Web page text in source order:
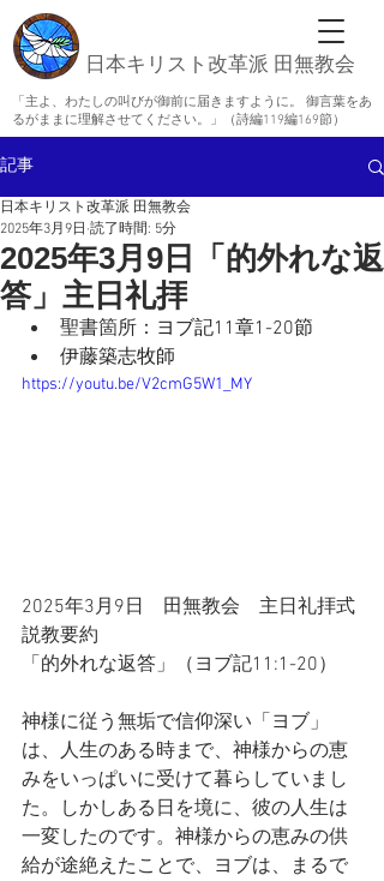
日本キリスト改革派 田無教会
「主よ、わたしの叫びが御前に届きますように。 御言葉をあ
るがままに理解させてください。」（詩編119編169節）
記事
2025年3月9日「的外れな返
答」主日礼拝
日本キリスト改革派 田無教会
2025年3月9日 読了時間: 5分
聖書箇所： ヨブ記11章1-20節
伊藤築志牧師
https://youtu.be/V2cmG5W1_MY
2025年3月9日　田無教会　主日礼拝式
説教要約
「的外れな返答」（ヨブ記11:1-20）
神様に従う無垢で信仰深い「ヨブ」
は、人生のある時まで、神様からの恵
みをいっぱいに受けて暮らしていまし
た。しかしある日を境に、彼の人生は
一変したのです。神様からの恵みの供
給が途絶えたことで、ヨブは、まるで